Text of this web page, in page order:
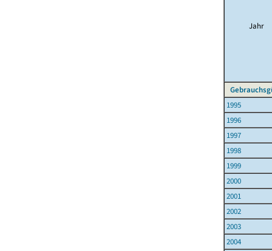
Jahr
1995
1996
1997
1998
1999
2000
2001
2002
2003
2004